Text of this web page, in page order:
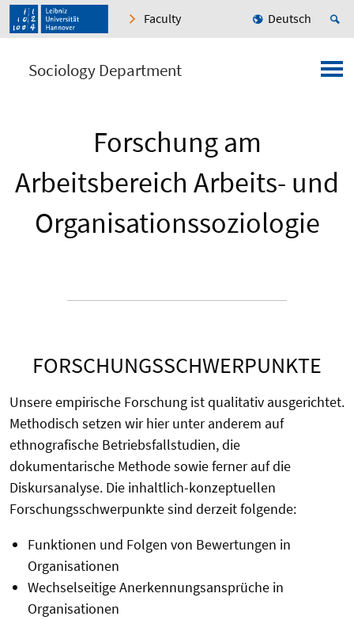
Faculty Deutsch
Sociology Department
Forschung am
Arbeitsbereich Arbeits- und
Organisationssoziologie
FORSCHUNGSSCHWERPUNKTE
Unsere empirische Forschung ist qualitativ ausgerichtet.
Methodisch setzen wir hier unter anderem auf
ethnografische Betriebsfallstudien, die
dokumentarische Methode sowie ferner auf die
Diskursanalyse. Die inhaltlich-konzeptuellen
Forschungsschwerpunkte sind derzeit folgende:
Funktionen und Folgen von Bewertungen in
Organisationen
Wechselseitige Anerkennungsansprüche in
Organisationen